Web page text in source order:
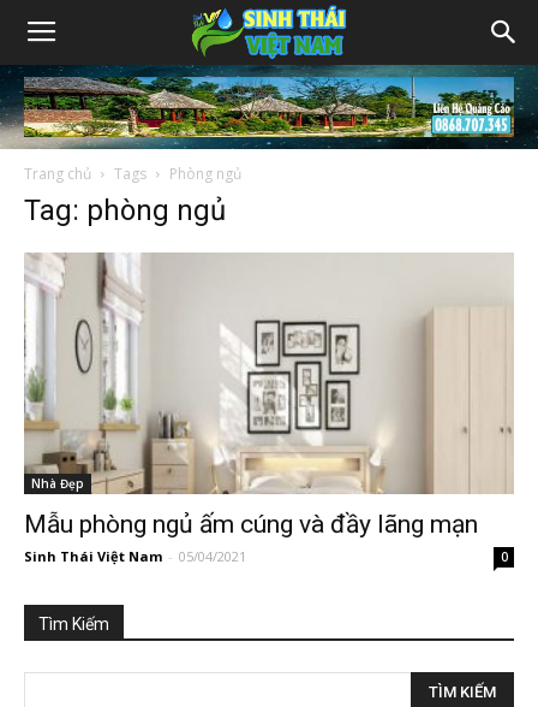
Trang chủ Tags Phòng ngủ
Tag: phòng ngủ
Nhà Đẹp
Mẫu phòng ngủ ấm cúng và đầy lãng mạn
Sinh Thái Việt Nam - 05/04/2021 0
Tìm Kiếm